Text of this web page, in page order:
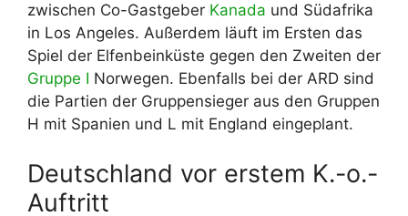
zwischen Co-Gastgeber Kanada und Südafrika
in Los Angeles. Außerdem läuft im Ersten das
Spiel der Elfenbeinküste gegen den Zweiten der
Gruppe I Norwegen. Ebenfalls bei der ARD sind
die Partien der Gruppensieger aus den Gruppen
H mit Spanien und L mit England eingeplant.
Deutschland vor erstem K.-o.-
Auftritt